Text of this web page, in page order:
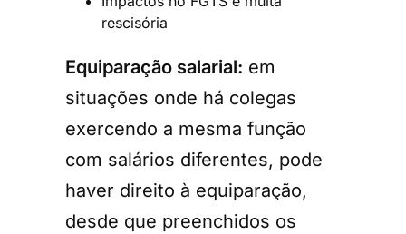
rescisória
Equiparação salarial: em
situações onde há colegas
exercendo a mesma função
com salários diferentes, pode
haver direito à equiparação,
desde que preenchidos os